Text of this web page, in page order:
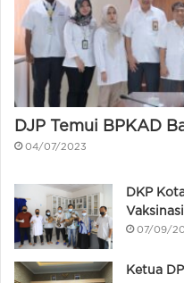
DJP Temui BPKAD
04/07/2023
DKP
07/09/
Ketua